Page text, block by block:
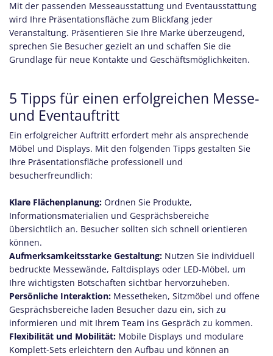
Mit der passenden Messeausstattung und Eventausstattung
wird Ihre Präsentationsfläche zum Blickfang jeder
Veranstaltung. Präsentieren Sie Ihre Marke überzeugend,
sprechen Sie Besucher gezielt an und schaffen Sie die
Grundlage für neue Kontakte und Geschäftsmöglichkeiten.
5 Tipps für einen erfolgreichen Messe-
und Eventauftritt
Ein erfolgreicher Auftritt erfordert mehr als ansprechende
Möbel und Displays. Mit den folgenden Tipps gestalten Sie
Ihre Präsentationsfläche professionell und
besucherfreundlich:
Klare Flächenplanung: Ordnen Sie Produkte,
Informationsmaterialien und Gesprächsbereiche
übersichtlich an. Besucher sollten sich schnell orientieren
können.
Aufmerksamkeitsstarke Gestaltung: Nutzen Sie individuell
bedruckte Messewände, Faltdisplays oder LED-Möbel, um
Ihre wichtigsten Botschaften sichtbar hervorzuheben.
Persönliche Interaktion: Messetheken, Sitzmöbel und offene
Gesprächsbereiche laden Besucher dazu ein, sich zu
informieren und mit Ihrem Team ins Gespräch zu kommen.
Flexibilität und Mobilität: Mobile Displays und modulare
Komplett-Sets erleichtern den Aufbau und können an